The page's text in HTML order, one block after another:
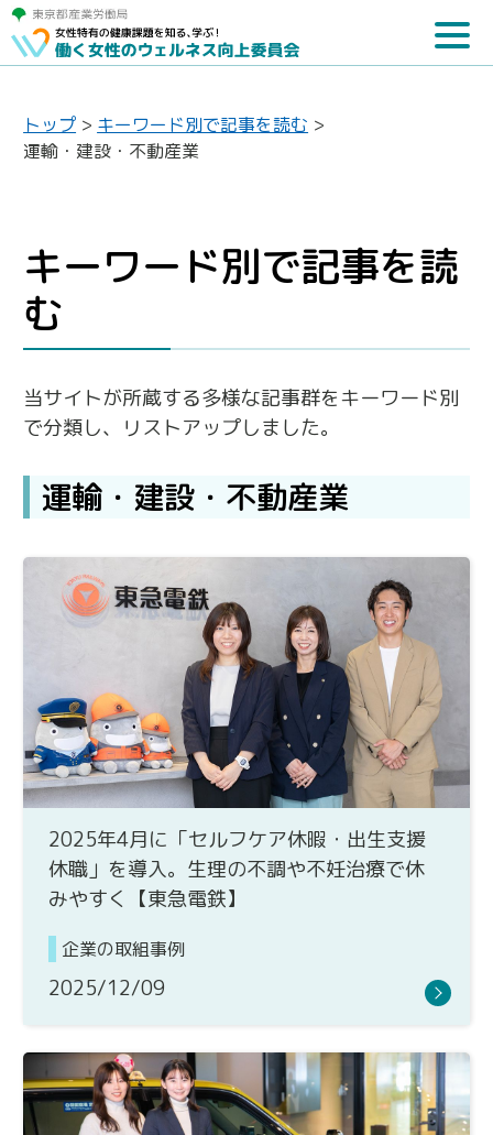
トップ > キーワード別で記事を読む >
運輸・建設・不動産業
キーワード別で記事を読
む
当サイトが所蔵する多様な記事群をキーワード別
で分類し、リストアップしました。
運輸・建設・不動産業
2025年4月に「セルフケア休暇・出生支援
休職」を導入。生理の不調や不妊治療で休
みやすく【東急電鉄】
企業の取組事例
2025/12/09